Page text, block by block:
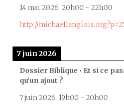
14 mai 2026 20h00 - 22h00
http://
7 juin 2026
Dossier Biblique • Et si ce
qu’un ajout ?
7 juin 2026 19h00 - 20h00